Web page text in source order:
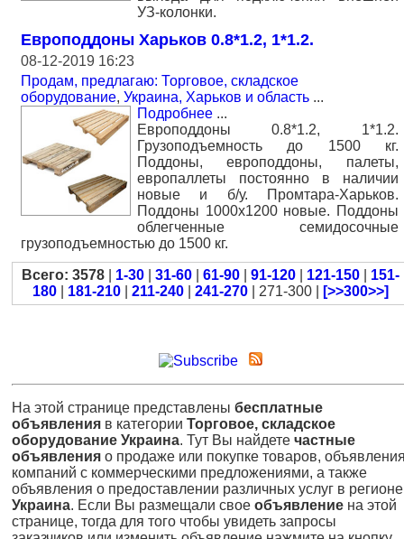
УЗ-колонки.
Европоддоны Харьков 0.8*1.2, 1*1.2.
08-12-2019 16:23
Продам, предлагаю: Торговое, складское
оборудование, Украина, Харьков и область ...
Подробнее ...
Европоддоны 0.8*1.2, 1*1.2.
Грузоподъемность до 1500 кг.
Поддоны, европоддоны, палеты,
европаллеты постоянно в наличии
новые и б/у. Промтара-Харьков.
Поддоны 1000х1200 новые. Поддоны
облегченные семидосочные
грузоподъемностью до 1500 кг.
Всего: 3578 1-30 31-60 61-90 91-120 121-150
151-
180
181-210 211-240 241-270 | 271-300 | [>>300>>]
На этой странице представлены бесплатные
объявления в категории Торговое, складское
оборудование Украина. Тут Вы найдете частные
объявления о продаже или покупке товаров,
компаний с коммерческими предложениями, а также
объявления о предоставлении различных услуг в регионе
Украина. Если Вы размещали свое объявление на этой
странице, тогда для того чтобы увидеть запросы